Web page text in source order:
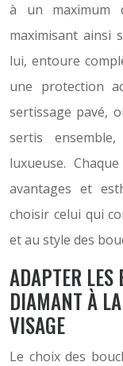
à un maximum
maximisant ainsi
lui, entoure
une protection
sertissage pavé,
sertis
luxueuse.
avantages et
choisir celui qui
et au style des
ADAPTER LES
DIAMANT À
VISAGE
Le choix des